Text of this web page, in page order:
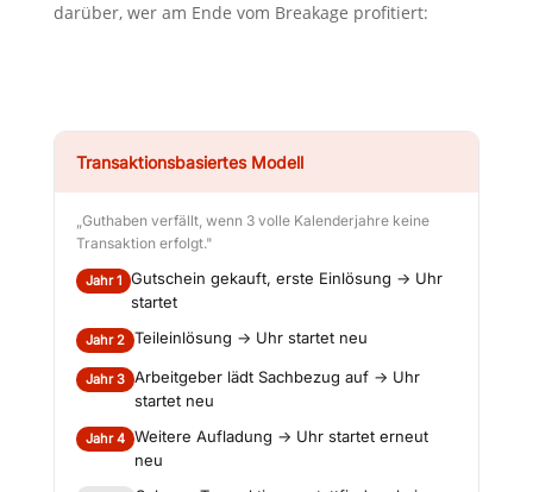
darüber, wer am Ende vom Breakage profitiert:
Transaktionsbasiertes Modell
„Guthaben verfällt, wenn 3 volle Kalenderjahre keine
Transaktion erfolgt."
Jahr 1 Gutschein gekauft, erste Einlösung → Uhr
startet
Jahr 2 Teileinlösung → Uhr startet neu
Jahr 3 Arbeitgeber lädt Sachbezug auf → Uhr
startet neu
Jahr 4 Weitere Aufladung → Uhr startet erneut
neu